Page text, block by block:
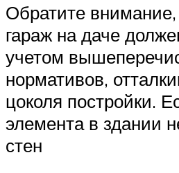
Обратите
гараж на даче
учетом
нормативов,
цоколя постройки.
элемента в здании
стен